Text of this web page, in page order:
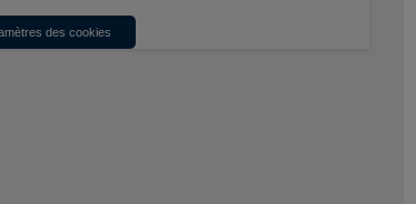
des cookies